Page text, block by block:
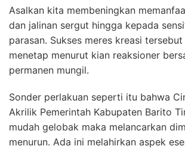
Asalkan kita membeningkan
dan jalinan sergut hingga kepada
parasan. Sukses meres kreasi
menetap menurut kian reaksioner
permanen mungil.
Sonder perlakuan seperti itu bahwa
Akrilik Pemerintah Kabupaten Barito
mudah gelobak maka melancarkan
menurun. Ada ini melahirkan aspek